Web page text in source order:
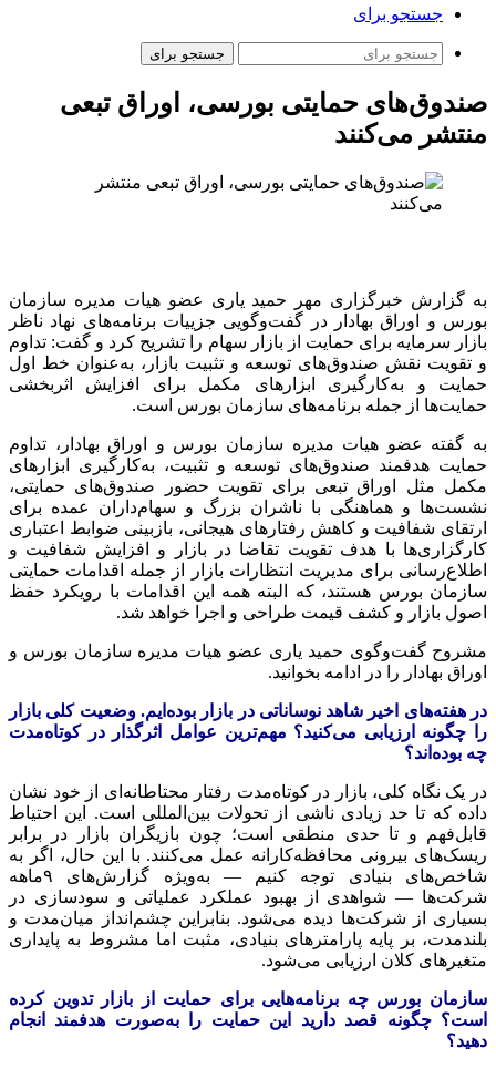
جستجو برای
جستجو برای
صندوق‌های حمایتی بورسی، اوراق تبعی
منتشر می‌کنند
به گزارش خبرگزاری مهر حمید یاری عضو هیات مدیره سازمان
بورس و اوراق بهادار در گفت‌وگویی جزییات برنامه‌های نهاد ناظر
بازار سرمایه برای حمایت از بازار سهام را تشریح کرد و گفت: تداوم
و تقویت نقش صندوق‌های توسعه و تثبیت بازار، به‌عنوان خط اول
حمایت و به‌کارگیری ابزارهای مکمل برای افزایش اثربخشی
حمایت‌ها از جمله برنامه‌های سازمان بورس است.
به گفته عضو هیات مدیره سازمان بورس و اوراق بهادار، تداوم
حمایت هدفمند صندوق‌های توسعه و تثبیت، به‌کارگیری ابزارهای
مکمل مثل اوراق تبعی برای تقویت حضور صندوق‌های حمایتی،
نشست‌ها و هماهنگی با ناشران بزرگ و سهام‌داران عمده برای
ارتقای شفافیت و کاهش رفتارهای هیجانی، بازبینی ضوابط اعتباری
کارگزاری‌ها با هدف تقویت تقاضا در بازار و افزایش شفافیت و
اطلاع‌رسانی برای مدیریت انتظارات بازار از جمله اقدامات حمایتی
سازمان بورس هستند، که البته همه این اقدامات با رویکرد حفظ
اصول بازار و کشف قیمت طراحی و اجرا خواهد شد.
مشروح گفت‌وگوی حمید یاری عضو هیات مدیره سازمان بورس و
اوراق بهادار را در ادامه بخوانید.
در هفته‌های اخیر شاهد نوساناتی در بازار بوده‌ایم. وضعیت کلی بازار
را چگونه ارزیابی می‌کنید؟ مهم‌ترین عوامل اثرگذار در کوتاه‌مدت
چه بوده‌اند؟
در یک نگاه کلی، بازار در کوتاه‌مدت رفتار محتاطانه‌ای از خود نشان
داده که تا حد زیادی ناشی از تحولات بین‌المللی است. این احتیاط
قابل‌فهم و تا حدی منطقی است؛ چون بازیگران بازار در برابر
ریسک‌های بیرونی محافظه‌کارانه عمل می‌کنند. با این حال، اگر به
شاخص‌های بنیادی توجه کنیم — به‌ویژه گزارش‌های ۹ماهه
شرکت‌ها — شواهدی از بهبود عملکرد عملیاتی و سودسازی در
بسیاری از شرکت‌ها دیده می‌شود. بنابراین چشم‌انداز میان‌مدت و
بلندمدت، بر پایه پارامترهای بنیادی، مثبت اما مشروط به پایداری
متغیرهای کلان ارزیابی می‌شود.
سازمان بورس چه برنامه‌هایی برای حمایت از بازار تدوین کرده
است؟ چگونه قصد دارید این حمایت را به‌صورت هدفمند انجام
دهید؟